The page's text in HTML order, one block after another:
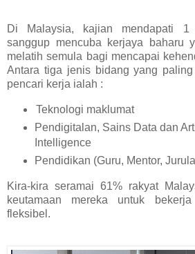
Di Malaysia, kajian mendapati
sanggup mencuba kerjaya baharu
melatih semula bagi mencapai
Antara tiga jenis bidang yang
pencari kerja ialah :
Teknologi maklumat
Pendigitalan, Sains Data dan
Intelligence
Pendidikan (Guru, Mentor,
Kira-kira seramai 61% rakyat
keutamaan mereka untuk
fleksibel.